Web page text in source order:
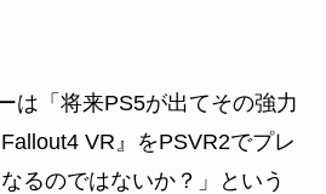
は「将来PS5が出てその強力
VR』をPSVR2でプレ
るのではないか？」という